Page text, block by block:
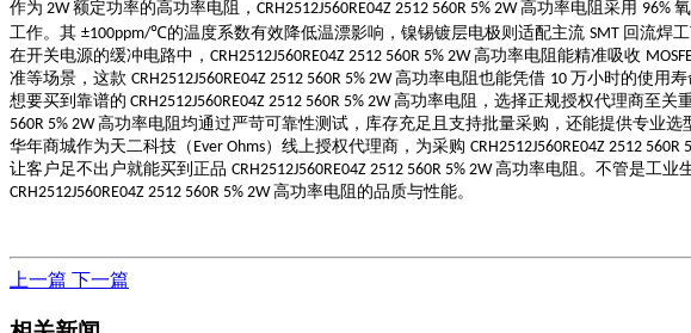
作为 2W额定功率的高功率电阻， CRH2512J560RE04Z 2512 560R 5% 2W高功率电阻采用 96%
工作。其 ±100ppm/℃的温度系数有效降低温漂影响，镍锡镀层电极则适配主流 SMT 回流焊
在开关电源的缓冲电路中， CRH2512J560RE04Z 2512 560R 5% 2W高功率电阻能精准吸收
准等场景，这款 CRH2512J560RE04Z 2512 560R 5% 2W高功率电阻也能凭借 10 万小时的使用寿
想要买到靠谱的 CRH2512J560RE04Z 2512 560R 5% 2W高功率电阻，选择正规授权代理商至关
560R 5% 2W高功率电阻均通过严苛可靠性测试，库存充足且支持批量采购，还能提供专业
华年商城作为天二科技（ Ever Ohms）线上授权代理商，为采购 CRH2512J560RE04Z 2512 560R
让客户足不出户就能买到正品 CRH2512J560RE04Z 2512 560R 5% 2W高功率电阻。不管是工业
CRH2512J560RE04Z 2512 560R 5% 2W高功率电阻的品质与性能。
上一篇 下一篇